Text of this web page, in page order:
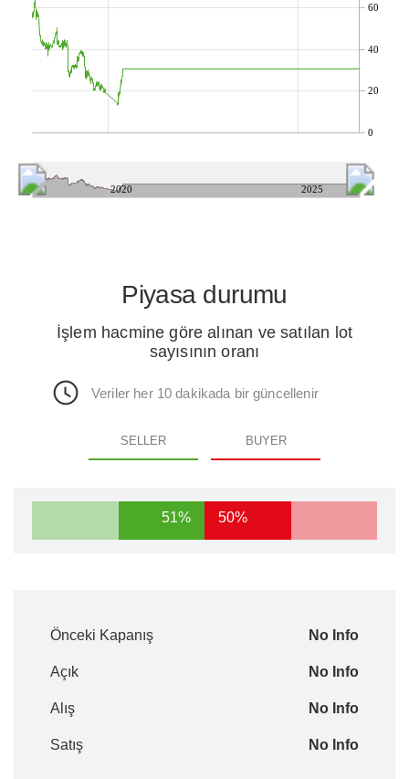
0
20
40
60
2020 2025
Piyasa durumu
İşlem hacmine göre alınan ve satılan lot
sayısının oranı
Veriler her 10 dakikada bir güncellenir
SELLER BUYER
51% 50%
Önceki Kapanış No Info
Açık No Info
Alış No Info
Satış No Info